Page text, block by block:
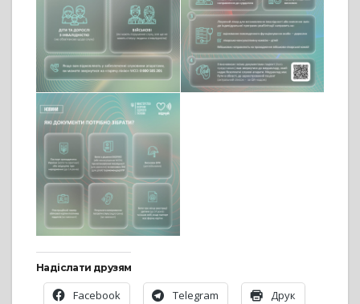
Надіслати друзям
Facebook Telegram Друк